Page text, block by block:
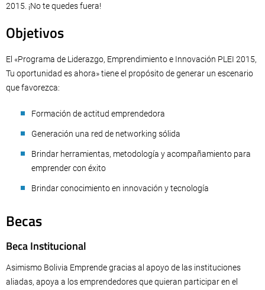
2015. ¡No te quedes fuera!
Objetivos
El «Programa de Liderazgo, Emprendimiento e Innovación PLEI 2015,
Tu oportunidad es ahora» tiene el propósito de generar un escenario
que favorezca:
Formación de actitud emprendedora
Generación una red de networking sólida
Brindar herramientas, metodología y acompañamiento para
emprender con éxito
Brindar conocimiento en innovación y tecnología
Becas
Beca Institucional
Asimismo Bolivia Emprende gracias al apoyo de las instituciones
aliadas, apoya a los emprendedores que quieran participar en el